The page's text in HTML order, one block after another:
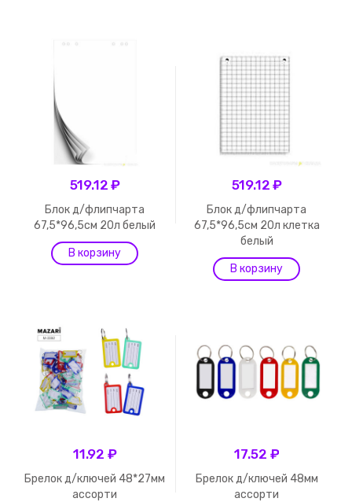
519.12 ₽
Блок д/флипчарта
67,5*96,5см 20л белый
519.12 ₽
Блок д/флипчарта
67,5*96,5см 20л клетка
белый
11.92 ₽
Брелок д/ключей 48*27мм
ассорти
17.52 ₽
Брелок д/ключей 48мм
ассорти